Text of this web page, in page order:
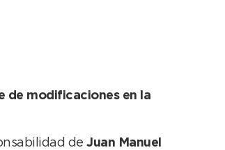
de modificaciones en la
de Juan Manuel